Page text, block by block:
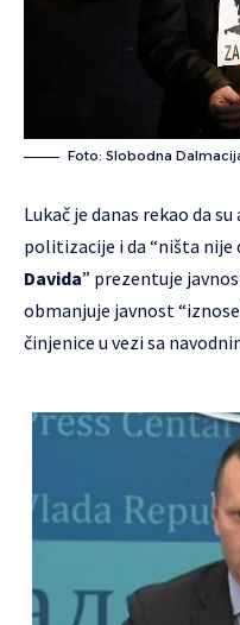
Foto: Slobodna
Lukač je danas rekao da
politizacije i da “ništa nije
Davida” prezentuje
obmanjuje javnost
činjenice u vezi sa